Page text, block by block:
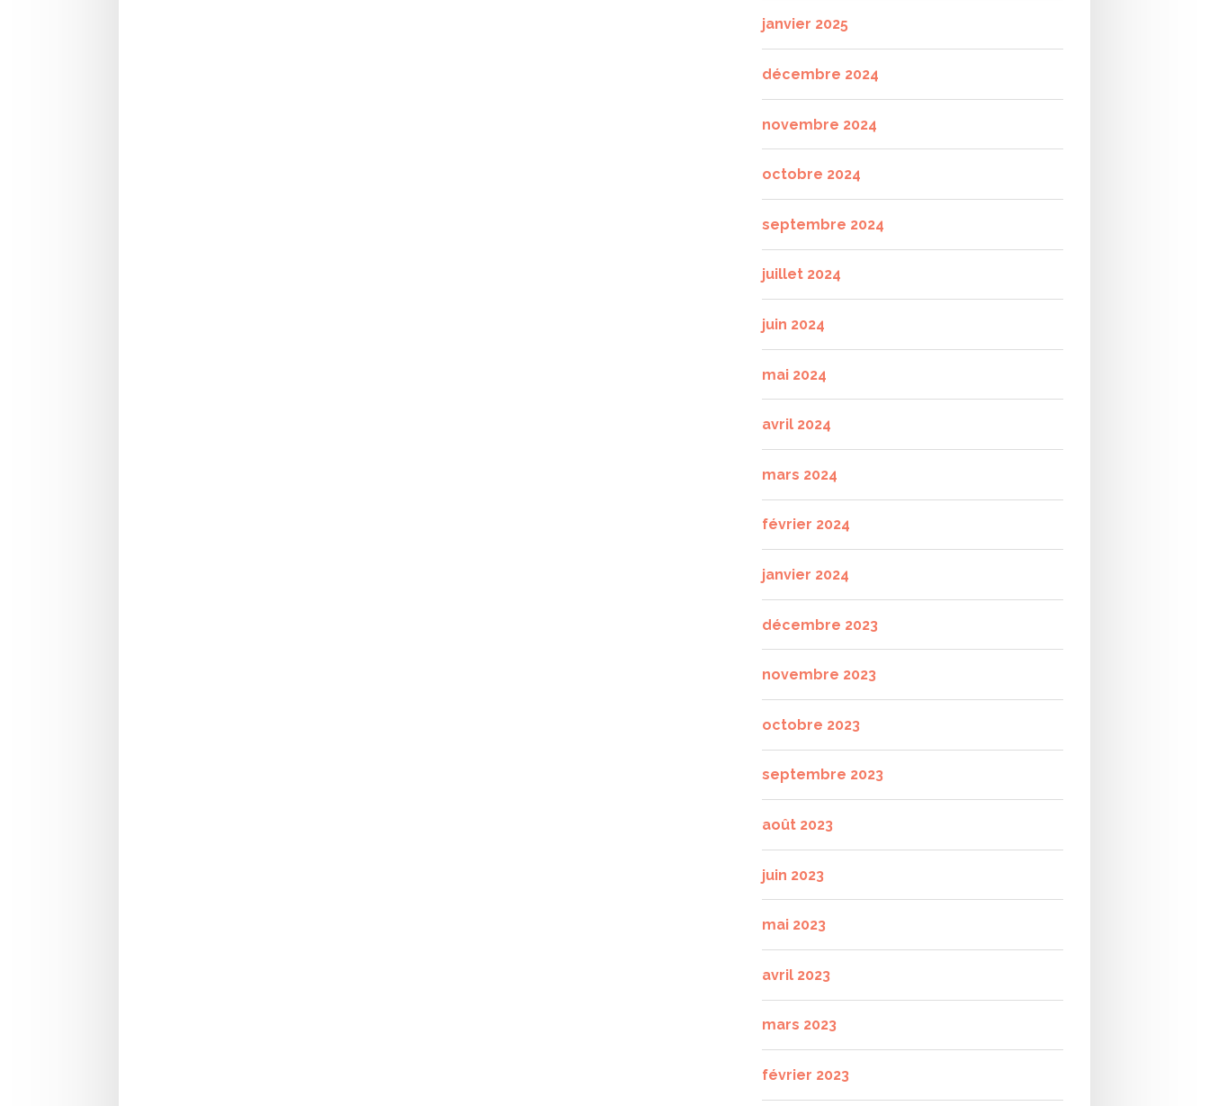
janvier 2025
décembre 2024
novembre 2024
octobre 2024
septembre 2024
juillet 2024
juin 2024
mai 2024
avril 2024
mars 2024
février 2024
janvier 2024
décembre 2023
novembre 2023
octobre 2023
septembre 2023
août 2023
juin 2023
mai 2023
avril 2023
mars 2023
février 2023